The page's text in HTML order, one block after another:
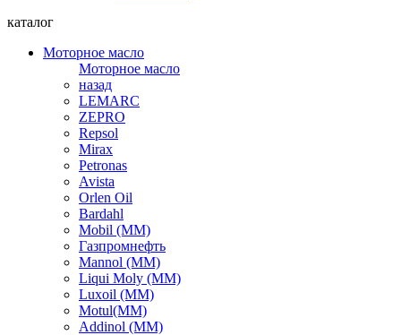
каталог
Моторное масло
Моторное масло
назад
LEMARC
ZEPRO
Repsol
Mirax
Petronas
Avista
Orlen Oil
Bardahl
Mobil (ММ)
Газпромнефть
Mannol (ММ)
Liqui Moly (ММ)
Luxoil (ММ)
Motul(ММ)
Addinol (ММ)